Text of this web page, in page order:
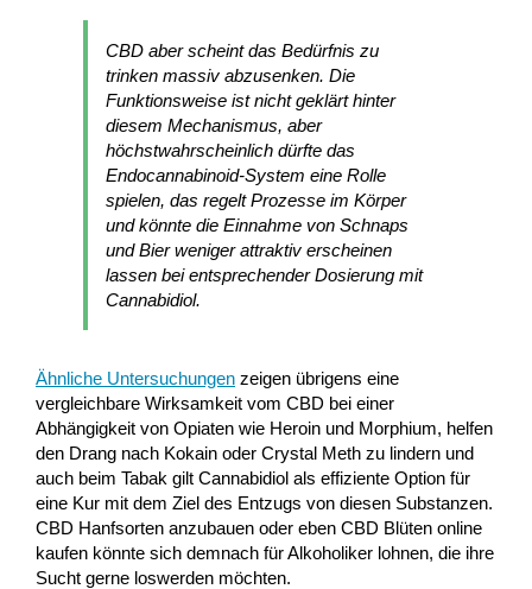
CBD aber scheint das Bedürfnis zu
trinken massiv abzusenken. Die
Funktionsweise ist nicht geklärt hinter
diesem Mechanismus, aber
höchstwahrscheinlich dürfte das
Endocannabinoid-System eine Rolle
spielen, das regelt Prozesse im Körper
und könnte die Einnahme von Schnaps
und Bier weniger attraktiv erscheinen
lassen bei entsprechender Dosierung mit
Cannabidiol.
Ähnliche Untersuchungen zeigen übrigens eine
vergleichbare Wirksamkeit vom CBD bei einer
Abhängigkeit von Opiaten wie Heroin und Morphium, helfen
den Drang nach Kokain oder Crystal Meth zu lindern und
auch beim Tabak gilt Cannabidiol als effiziente Option für
eine Kur mit dem Ziel des Entzugs von diesen Substanzen.
CBD Hanfsorten anzubauen oder eben CBD Blüten online
kaufen könnte sich demnach für Alkoholiker lohnen, die ihre
Sucht gerne loswerden möchten.